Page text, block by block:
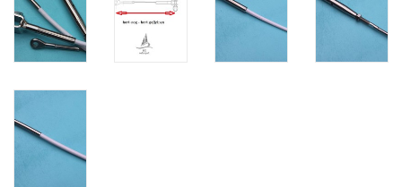
Staalkabel met coating
Staalkabel Klem